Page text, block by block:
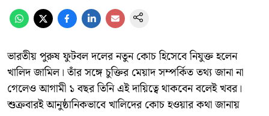
ভারতীয় পুরুষ ফুটবল দলের নতুন কোচ হিসেবে নিযুক্ত হলেন
খালিদ জামিল। তাঁর সঙ্গে চুক্তির মেয়াদ সম্পর্কিত তথ্য জানা না
গেলেও আগামী ১ বছর তিনি এই দায়িত্বে থাকবেন বলেই খবর।
শুক্রবারই আনুষ্ঠানিকভাবে খালিদের কোচ হওয়ার কথা জানায়